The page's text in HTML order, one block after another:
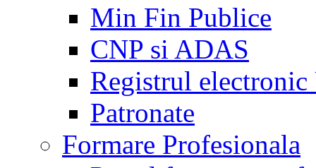
Min Fin Publice
CNP si ADAS
Registrul electronic
Patronate
Formare Profesionala